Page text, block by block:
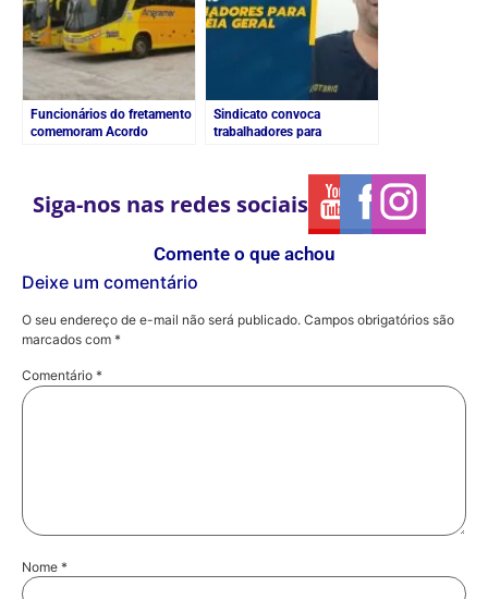
Funcionários do fretamento
comemoram Acordo
Sindicato convoca
trabalhadores para
Siga-nos nas redes sociais
Comente o que achou
Deixe um comentário
O seu endereço de e-mail não será publicado. Campos obrigatórios são
marcados com *
Comentário *
Nome *